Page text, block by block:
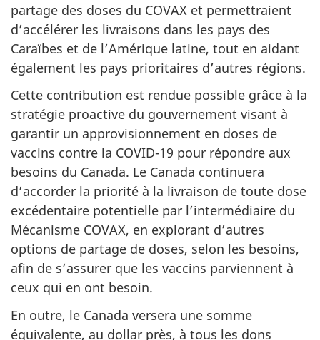
partage des doses du COVAX et permettraient
d’accélérer les livraisons dans les pays des
Caraïbes et de l’Amérique latine, tout en aidant
également les pays prioritaires d’autres régions.
Cette contribution est rendue possible grâce à la
stratégie proactive du gouvernement visant à
garantir un approvisionnement en doses de
vaccins contre la COVID-19 pour répondre aux
besoins du Canada. Le Canada continuera
d’accorder la priorité à la livraison de toute dose
excédentaire potentielle par l’intermédiaire du
Mécanisme COVAX, en explorant d’autres
options de partage de doses, selon les besoins,
afin de s’assurer que les vaccins parviennent à
ceux qui en ont besoin.
En outre, le Canada versera une somme
équivalente, au dollar près, à tous les dons